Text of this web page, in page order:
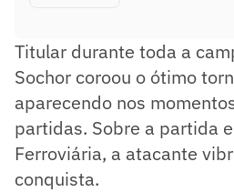
Titular durante toda a
Sochor coroou o ótimo
aparecendo nos
partidas. Sobre a partida
Ferroviária, a atacante
conquista.